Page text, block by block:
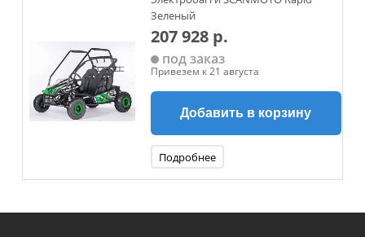
Зеленый
207 928 р.
под заказ
Привезем к 21 августа
Добавить в корзину
Подробнее